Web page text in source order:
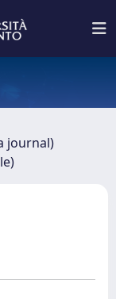
journal)